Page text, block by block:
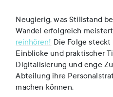
Neugierig, was Stillstand
Wandel erfolgreich
reinhören! Die Folge
Einblicke und praktischer
Digitalisierung und enge
Abteilung ihre
machen können.